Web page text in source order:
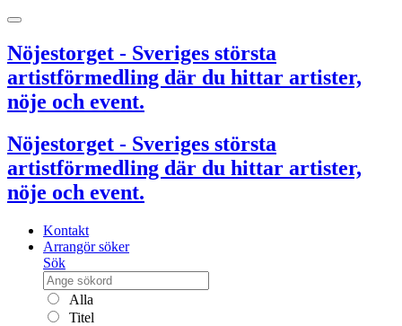
Nöjestorget - Sveriges största
artistförmedling där du hittar artister,
nöje och event.
Nöjestorget - Sveriges största
artistförmedling där du hittar artister,
nöje och event.
Kontakt
Arrangör söker
Sök
Alla
Titel